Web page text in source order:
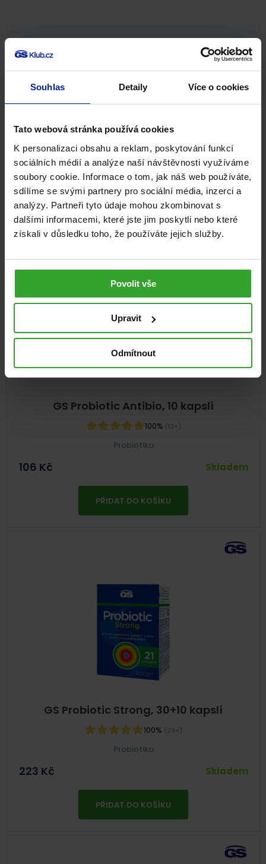
Souhlas Detaily Více o cookies
Tato webová stránka používá cookies
K personalizaci obsahu a reklam, poskytování funkcí
sociálních médií a analýze naší návštěvnosti využíváme
soubory cookie. Informace o tom, jak náš web používáte,
sdílíme se svými partnery pro sociální média, inzerci a
analýzy. Partneři tyto údaje mohou zkombinovat s
dalšími informacemi, které jste jim poskytli nebo které
získali v důsledku toho, že používáte jejich služby.
Povolit vše
Upravit
Odmítnout
Zaujal vás článek?
Dejte o něm vědět svým přátelům.
Twitter
E-mail
Související produkty
GS Probiotic Antibio, 10 kapslí
100% (13×)
Probiotika
106 Kč Skladem
PŘIDAT DO KOŠÍKU
GS Probiotic Strong, 30+10 kapslí
100% (29×)
Probiotika
223 Kč Skladem
PŘIDAT DO KOŠÍKU